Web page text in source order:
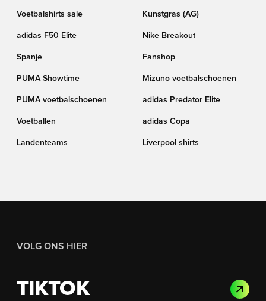
Voetbalshirts sale Kunstgras (AG)
adidas F50 Elite Nike Breakout
Spanje Fanshop
PUMA Showtime Mizuno voetbalschoenen
PUMA voetbalschoenen adidas Predator Elite
Voetballen adidas Copa
Landenteams Liverpool shirts
VOLG ONS HIER
TIKTOK